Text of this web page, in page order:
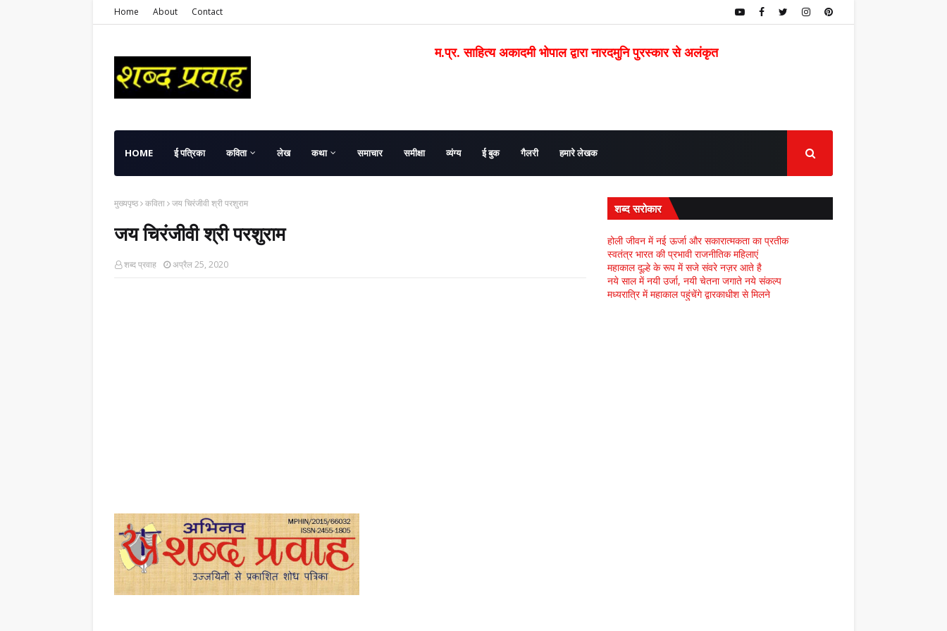
Home About Contact
म.प्र. साहित्य अकादमी भोपाल द्वारा नारदमुनि पुरस्कार से अलंकृत
HOME ई पत्रिका कविता लेख कथा समाचार समीक्षा व्यंग्य ई बुक गैलरी हमारे लेखक
मुख्यपृष्ठ कविता जय चिरंजीवी श्री परशुराम
जय चिरंजीवी श्री परशुराम
शब्द प्रवाह अप्रैल 25, 2020
शब्द सरोकार
होली जीवन में नई ऊर्जा और सकारात्मकता का प्रतीक
स्वतंत्र भारत की प्रभावी राजनीतिक महिलाएं
महाकाल दूल्हे के रूप में सजे संवरे नज़र आते है
नये साल में नयी उर्जा, नयी चेतना जगाते नये संकल्प
मध्यरात्रि में महाकाल पहुंचेंगे द्वारकाधीश से मिलने